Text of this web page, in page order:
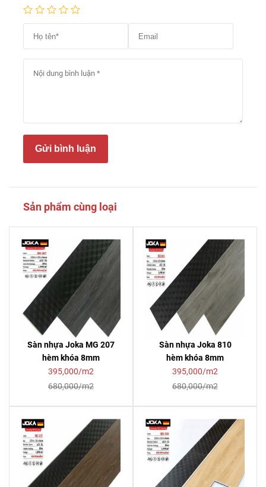
Gửi bình luận
Sản phẩm cùng loại
Sàn nhựa Joka MG 207
hèm khóa 8mm
395,000/m2
680,000/m2
Sàn nhựa Joka 810
hèm khóa 8mm
395,000/m2
680,000/m2